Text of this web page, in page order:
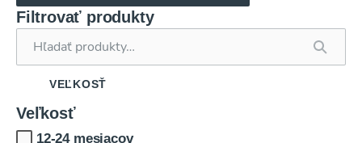
Filtrovať produkty
VEĽKOSŤ
Veľkosť
12-24 mesiacov